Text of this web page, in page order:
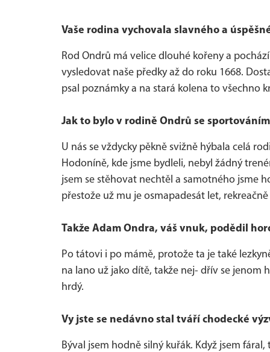
Vaše rodina vychovala slavného a
Rod Ondrů má velice dlouhé kořeny a
vysledovat naše předky až do roku 1668.
psal poznámky a na stará kolena to všechno
Jak to bylo v rodině Ondrů se
U nás se vždycky pěkně svižně hýbala celá
Hodoníně, kde jsme bydleli, nebyl žádný
jsem se stěhovat nechtěl a samotného jsme
přestože už mu je osmapadesát let,
Takže Adam Ondra, váš vnuk, podědil
Po tátovi i po mámě, protože ta je také
na lano už jako dítě, takže nej- dřív se jenom
hrdý.
Vy jste se nedávno stal tváří chodecké
Býval jsem hodně silný kuřák. Když jsem